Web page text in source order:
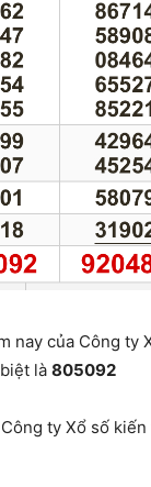
nay của Công ty
là 805092
ty Xổ số